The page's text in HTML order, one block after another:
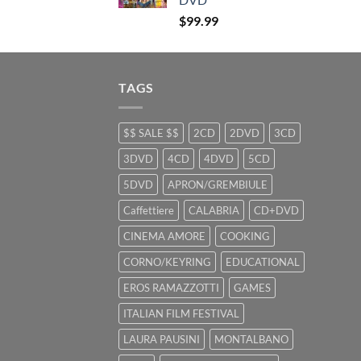
$99.99
TAGS
$$ SALE $$ 2CD 2DVD
3CD
3DVD
4CD 4DVD
5CD
5DVD
APRON/GREMBIULE
Caffettiere
CALABRIA
CD+DVD
CINEMA AMORE
COOKING
CORNO/KEYRING
EDUCATIONAL
EROS RAMAZZOTTI
GAMES
ITALIAN FILM FESTIVAL
LAURA PAUSINI
MONTALBANO